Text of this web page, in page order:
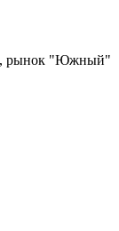
6, рынок "Южный"